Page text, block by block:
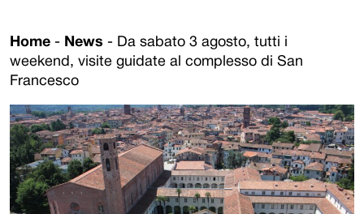
Home - News - Da sabato 3 agosto, tutti i
weekend, visite guidate al complesso di San
Francesco